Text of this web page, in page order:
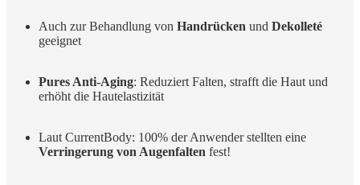
Auch zur Behandlung von Handrücken und Dekolleté
geeignet
Pures Anti-Aging: Reduziert Falten, strafft die Haut und
erhöht die Hautelastizität
Laut CurrentBody: 100% der Anwender stellten eine
Verringerung von Augenfalten fest!